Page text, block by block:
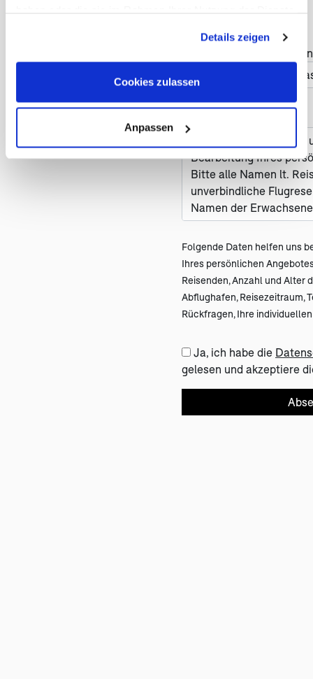
Cookies, wenn Sie unsere Webseite weiterhin nutzen.
Details zeigen
Cookies zulassen
Anpassen
Haben Sie
Folgende Daten helfen uns
Ihres persönlichen
Reisenden, Anzahl und Alter
Abflughafen, Reisezeitraum,
Rückfragen, Ihre
Ja, ich habe die
gelesen und akzeptiere